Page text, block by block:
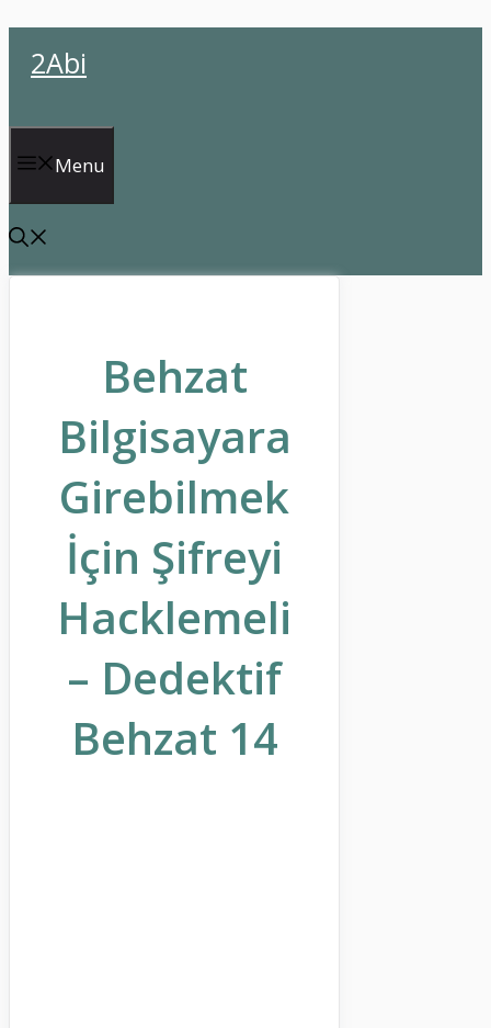
atla2Abi
Menu
Behzat
Bilgisayara
Girebilmek
İçin Şifreyi
Hacklemeli
– Dedektif
Behzat 14